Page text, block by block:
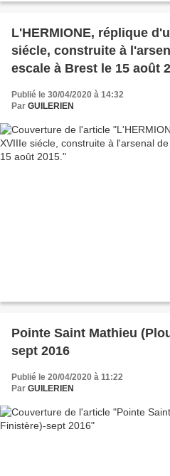
L'HERMIONE, réplique
siécle, construite à
escale à Brest le 15 août
Publié le 30/04/2020 à 14:32
Par GUILERIEN
Pointe Saint Mathieu
sept 2016
Publié le 20/04/2020 à 11:22
Par GUILERIEN